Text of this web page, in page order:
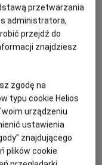
Сміт, Джаред
Walt Disney
про незвичайну
будиночку,
містечку під
кожну
przetwarzania
administratora,
przejdź do
znajdziesz
zgodę na
typu cookie Helios
urządzeniu
ustawienia
znajdującego
plików cookie